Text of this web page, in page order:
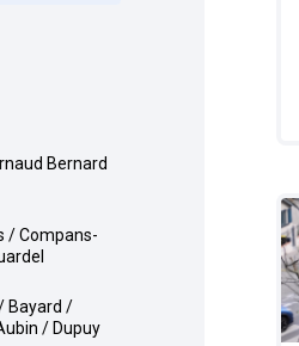
/ Dupuy